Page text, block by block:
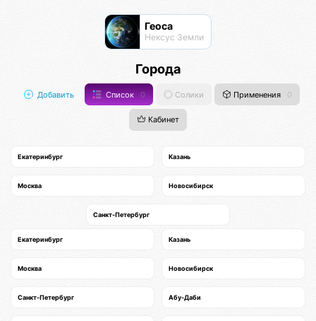
Геоса
Нексус Земли
Города
Добавить Список 0 Солики Применения 0
Кабинет
Екатеринбург Казань
Москва Новосибирск
Санкт-Петербург
Екатеринбург Казань
Москва Новосибирск
Санкт-Петербург Абу-Даби